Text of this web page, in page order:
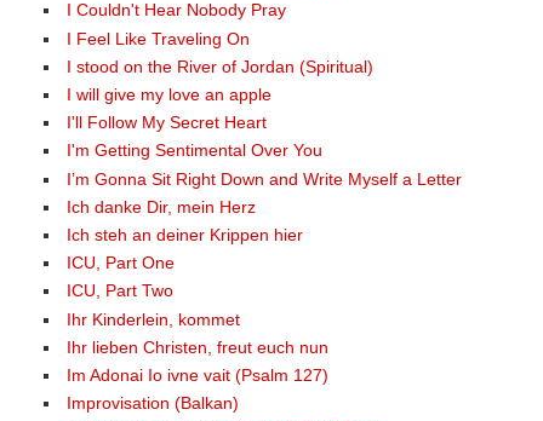
I Couldn't Hear Nobody Pray
I Feel Like Traveling On
I stood on the River of Jordan (Spiritual)
I will give my love an apple
I'll Follow My Secret Heart
I'm Getting Sentimental Over You
I’m Gonna Sit Right Down and Write Myself a Letter
Ich danke Dir, mein Herz
Ich steh an deiner Krippen hier
ICU, Part One
ICU, Part Two
Ihr Kinderlein, kommet
Ihr lieben Christen, freut euch nun
Im Adonai Io ivne vait (Psalm 127)
Improvisation (Balkan)